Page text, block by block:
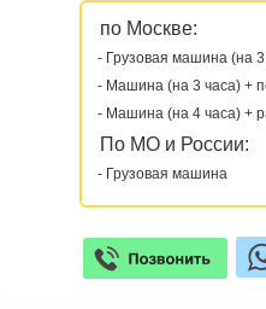
по Москве:
- Грузовая машина (на 3
- Машина (на 3 часа) +
- Машина (на 4 часа) +
По МО и России:
- Грузовая машина